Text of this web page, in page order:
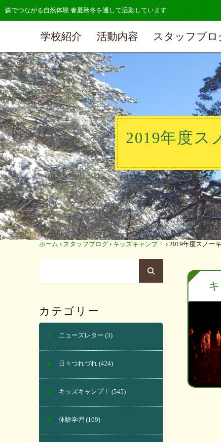
森でつながる自然体験 春夏秋冬を通して活動しています
学校紹介 活動内容 スタッフブロ
2019年度
ホーム › スタッフブログ › キッズキャンプ！ › 2019年度スノー
カテゴリー
ニューズレター (3)
日々つれづれ (424)
キッズキャンプ！ (545)
体験学習 (109)